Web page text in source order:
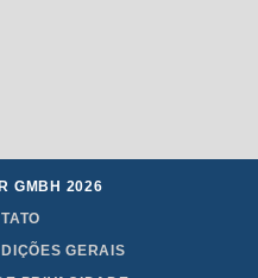
GMBH 2026
GERAIS